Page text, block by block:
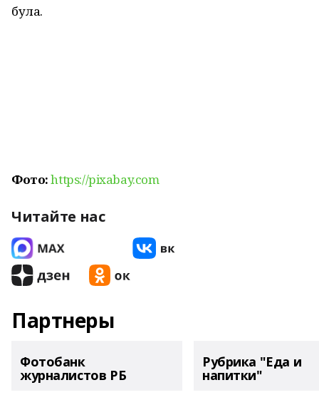
була.
Фото:https://pixabay.com
Читайте нас
Партнеры
Фотобанк
журналистов РБ
Рубрика "Еда и
напитки"